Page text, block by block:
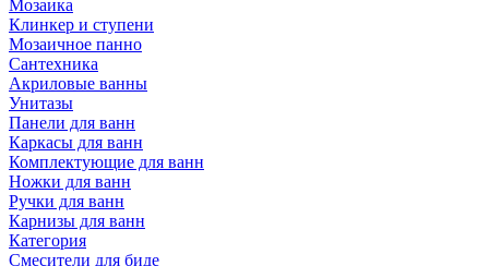
Мозаика
Клинкер и ступени
Мозаичное панно
Сантехника
Акриловые ванны
Унитазы
Панели для ванн
Каркасы для ванн
Комплектующие для ванн
Ножки для ванн
Ручки для ванн
Карнизы для ванн
Категория
Смесители для биде